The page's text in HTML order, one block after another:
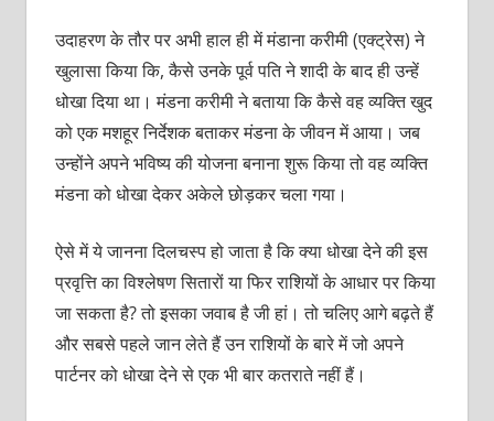
उदाहरण के तौर पर अभी हाल ही में मंडाना करीमी (एक्ट्रेस) ने
खुलासा किया कि, कैसे उनके पूर्व पति ने शादी के बाद ही उन्हें
धोखा दिया था। मंडना करीमी ने बताया कि कैसे वह व्यक्ति खुद
को एक मशहूर निर्देशक बताकर मंडना के जीवन में आया। जब
उन्होंने अपने भविष्य की योजना बनाना शुरू किया तो वह व्यक्ति
मंडना को धोखा देकर अकेले छोड़कर चला गया।
ऐसे में ये जानना दिलचस्प हो जाता है कि क्या धोखा देने की इस
प्रवृत्ति का विश्लेषण सितारों या फिर राशियों के आधार पर किया
जा सकता है? तो इसका जवाब है जी हां। तो चलिए आगे बढ़ते हैं
और सबसे पहले जान लेते हैं उन राशियों के बारे में जो अपने
पार्टनर को धोखा देने से एक भी बार कतराते नहीं हैं।